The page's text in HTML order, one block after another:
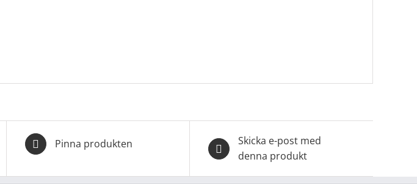
Pinna produkten
Skicka e-post med
denna produkt